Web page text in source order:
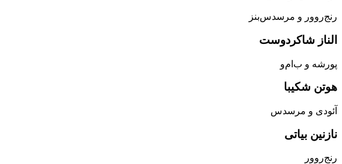
رنج‌روور و مرسدس‌بنز
الناز شاکردوست
پورشه و ب‌ام‌و
هوتن شکیبا
آئودی و مرسدس
نازنین بیاتی
رنج‌روور